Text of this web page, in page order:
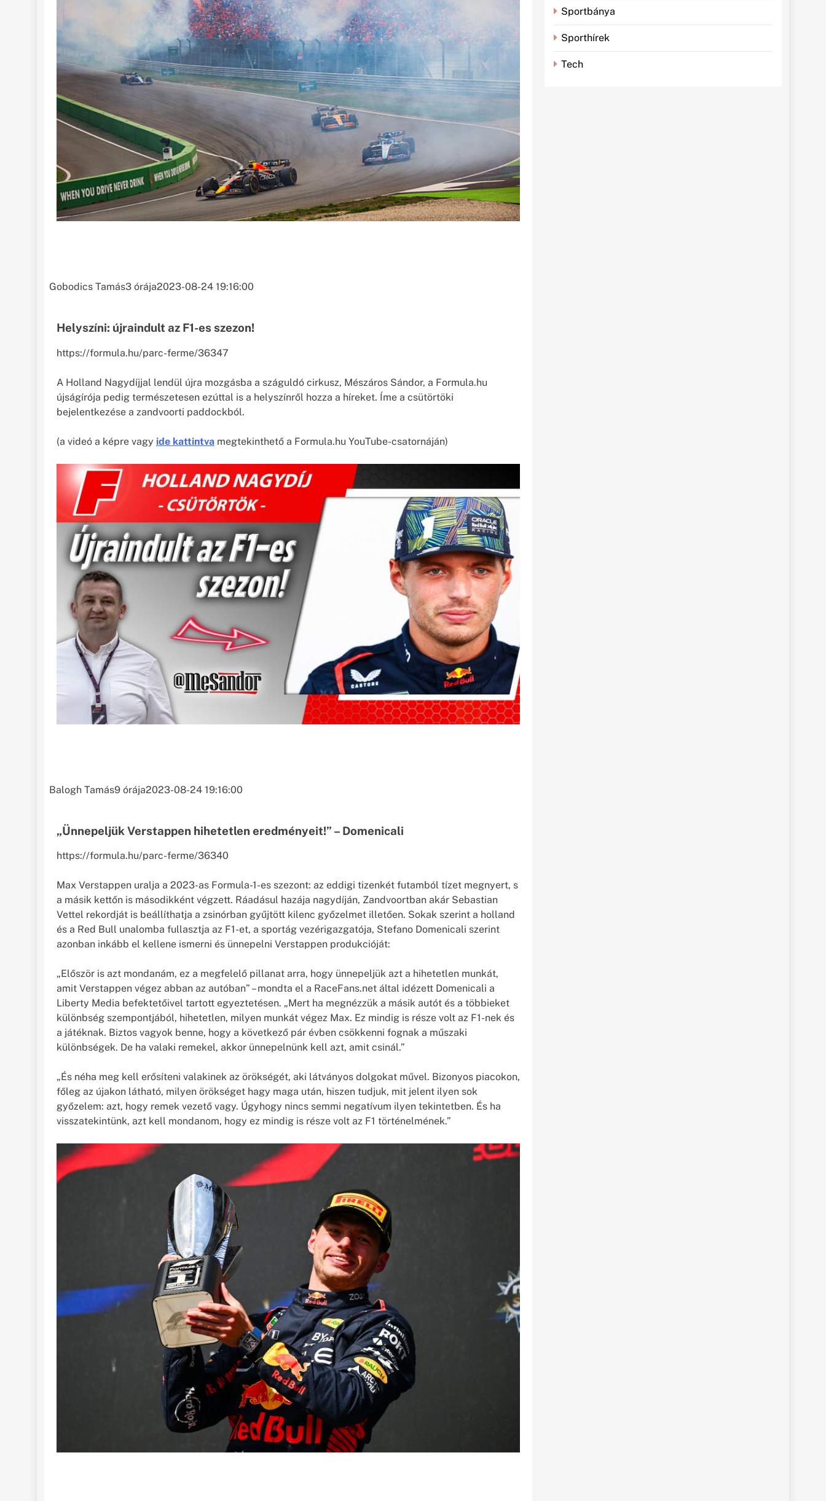
Gobodics Tamás3 órája2023-08-24 19:16:00
Helyszíni: újraindult az F1-es szezon!
https://formula.hu/parc-ferme/36347
A Holland Nagydíjjal lendül újra mozgásba a száguldó cirkusz, Mészáros Sándor, a Formula.hu
újságírója pedig természetesen ezúttal is a helyszínről hozza a híreket. Íme a csütörtöki
bejelentkezése a zandvoorti paddockból.
(a videó a képre vagy ide kattintva megtekinthető a Formula.hu YouTube-csatornáján)
Balogh Tamás9 órája2023-08-24 19:16:00
„Ünnepeljük Verstappen hihetetlen eredményeit!” – Domenicali
https://formula.hu/parc-ferme/36340
Max Verstappen uralja a 2023-as Formula-1-es szezont: az eddigi tizenkét futamból tízet megnyert, s
a másik kettőn is másodikként végzett. Ráadásul hazája nagydíján, Zandvoortban akár Sebastian
Vettel rekordját is beállíthatja a zsinórban gyűjtött kilenc győzelmet illetően. Sokak szerint a holland
és a Red Bull unalomba fullasztja az F1-et, a sportág vezérigazgatója, Stefano Domenicali szerint
azonban inkább el kellene ismerni és ünnepelni Verstappen produkcióját:
„Először is azt mondanám, ez a megfelelő pillanat arra, hogy ünnepeljük azt a hihetetlen munkát,
amit Verstappen végez abban az autóban” – mondta el a RaceFans.net által idézett Domenicali a
Liberty Media befektetőivel tartott egyeztetésen. „Mert ha megnézzük a másik autót és a többieket
különbség szempontjából, hihetetlen, milyen munkát végez Max. Ez mindig is része volt az F1-nek és
a játéknak. Biztos vagyok benne, hogy a következő pár évben csökkenni fognak a műszaki
különbségek. De ha valaki remekel, akkor ünnepelnünk kell azt, amit csinál.”
„És néha meg kell erősíteni valakinek az örökségét, aki látványos dolgokat művel. Bizonyos piacokon,
főleg az újakon látható, milyen örökséget hagy maga után, hiszen tudjuk, mit jelent ilyen sok
győzelem: azt, hogy remek vezető vagy. Úgyhogy nincs semmi negatívum ilyen tekintetben. És ha
visszatekintünk, azt kell mondanom, hogy ez mindig is része volt az F1 történelmének.”
Sportbánya
Sporthírek
Tech